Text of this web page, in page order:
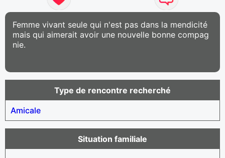
Femme vivant seule qui n'est pas dans la mendicité
mais qui aimerait avoir une nouvelle bonne compag
nie.
Type de rencontre recherché
Amicale
Situation familiale